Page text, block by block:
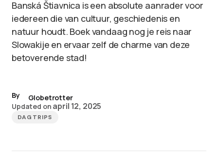
Banská Štiavnica is een absolute aanrader voor
iedereen die van cultuur, geschiedenis en
natuur houdt. Boek vandaag nog je reis naar
Slowakije en ervaar zelf de charme van deze
betoverende stad!
By
Globetrotter
Updated on april 12, 2025
DAGTRIPS